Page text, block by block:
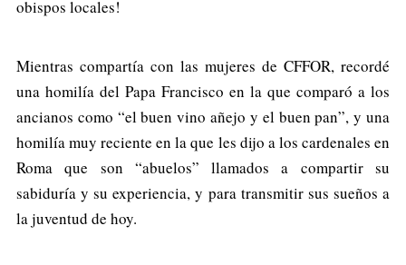
obispos locales!
Mientras compartía con las mujeres de CFFOR, recordé
una homilía del Papa Francisco en la que comparó a los
ancianos como “el buen vino añejo y el buen pan”, y una
homilía muy reciente en la que les dijo a los cardenales en
Roma que son “abuelos” llamados a compartir su
sabiduría y su experiencia, y para transmitir sus sueños a
la juventud de hoy.